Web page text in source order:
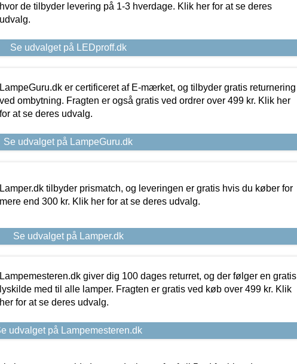
hvor de tilbyder levering på 1-3 hverdage. Klik her for at se deres
udvalg.
Se udvalget på LEDproff.dk
LampeGuru.dk er certificeret af E-mærket, og tilbyder gratis returnering
ved ombytning. Fragten er også gratis ved ordrer over 499 kr. Klik her
for at se deres udvalg.
Se udvalget på LampeGuru.dk
Lamper.dk tilbyder prismatch, og leveringen er gratis hvis du køber for
mere end 300 kr. Klik her for at se deres udvalg.
Se udvalget på Lamper.dk
Lampemesteren.dk giver dig 100 dages returret, og der følger en gratis
lyskilde med til alle lamper. Fragten er gratis ved køb over 499 kr. Klik
her for at se deres udvalg.
udvalget på Lampemesteren.dk